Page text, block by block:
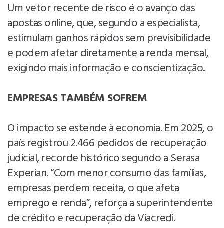
Um vetor recente de risco é o avanço das
apostas online, que, segundo a especialista,
estimulam ganhos rápidos sem previsibilidade
e podem afetar diretamente a renda mensal,
exigindo mais informação e conscientização.
EMPRESAS TAMBÉM SOFREM
O impacto se estende à economia. Em 2025, o
país registrou 2.466 pedidos de recuperação
judicial, recorde histórico segundo a Serasa
Experian. “Com menor consumo das famílias,
empresas perdem receita, o que afeta
emprego e renda”, reforça a superintendente
de crédito e recuperação da Viacredi.